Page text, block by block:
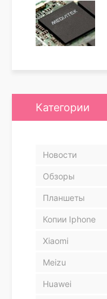
Категории
Новости
Обзоры
Планшеты
Копии Iphone
Xiaomi
Meizu
Huawei